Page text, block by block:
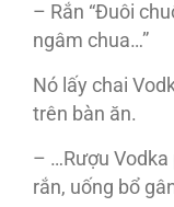
– Rắn “Đuôi
ngâm chua…”
Nó lấy chai
trên bàn ăn.
– …Rượu
rắn, uống bổ